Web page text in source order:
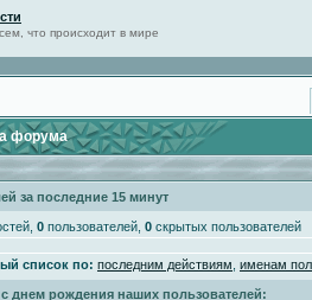
что происходит в мире
форума
за последние 15 минут
0 пользователей, 0 скрытых пользователей
список по: последним действиям именам
днем рождения наших пользователей: